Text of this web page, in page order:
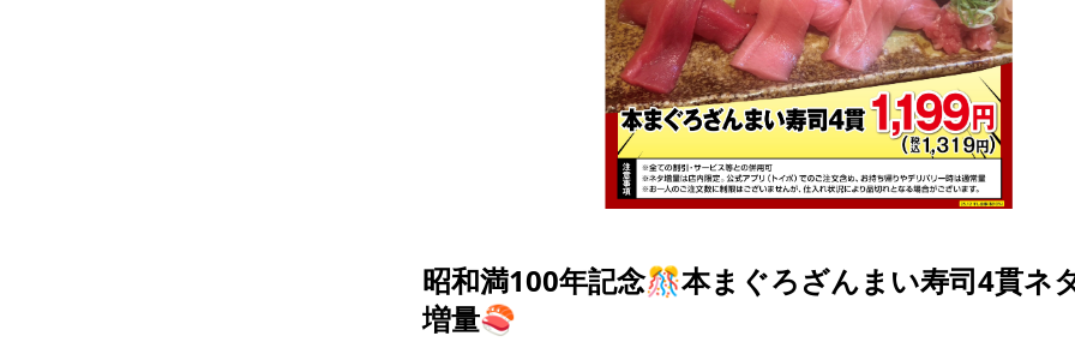
昭和満100年記念🎊本まぐろざんまい寿司4貫ネ
増量🍣